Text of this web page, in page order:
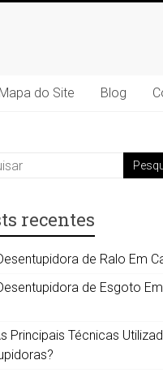
Mapa do Site Blog
recentes
de Ralo Em
de Esgoto
Principais Técnicas